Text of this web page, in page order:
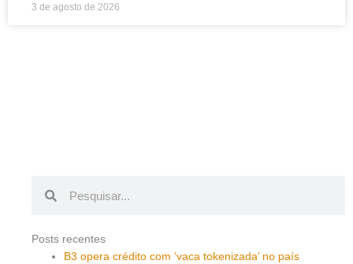
3 de agosto de 2026
Posts recentes
B3 opera crédito com ‘vaca tokenizada’ no país